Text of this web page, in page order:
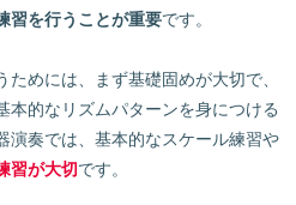
習を行うことが重要です。
めには、まず基礎固めが大切で、
本的なリズムパターンを身につける
演奏では、基本的なスケール練習や
習が大切です。